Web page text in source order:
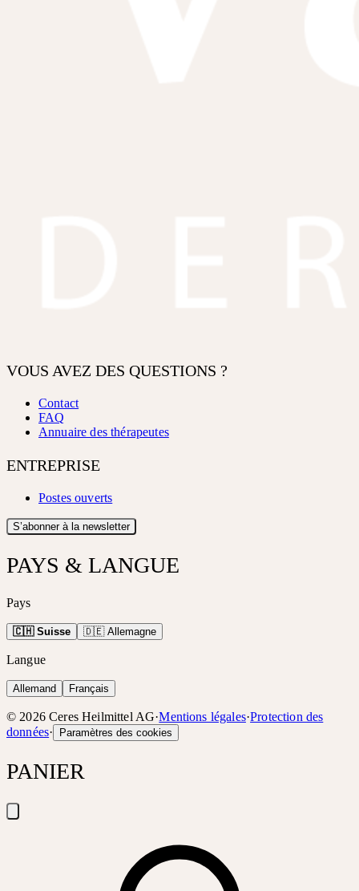
VOUS AVEZ DES QUESTIONS ?
Contact
FAQ
Annuaire des thérapeutes
ENTREPRISE
Postes ouverts
S’abonner à la newsletter
PAYS & LANGUE
Pays
🇨🇭 Suisse 🇩🇪 Allemagne
Langue
Allemand Français
© 2026 Ceres Heilmittel AG·Mentions légales·Protection des
données· Paramètres des cookies
PANIER